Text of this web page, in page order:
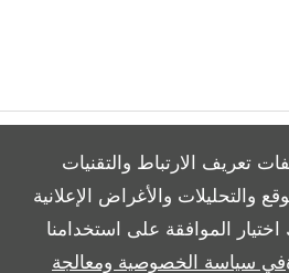
تعريف الارتباط والتقنيات
والتحليلات والأغراض الإعلانية
الموافقة على استخدامنا
في سياسة الخصوصية ومعالجة